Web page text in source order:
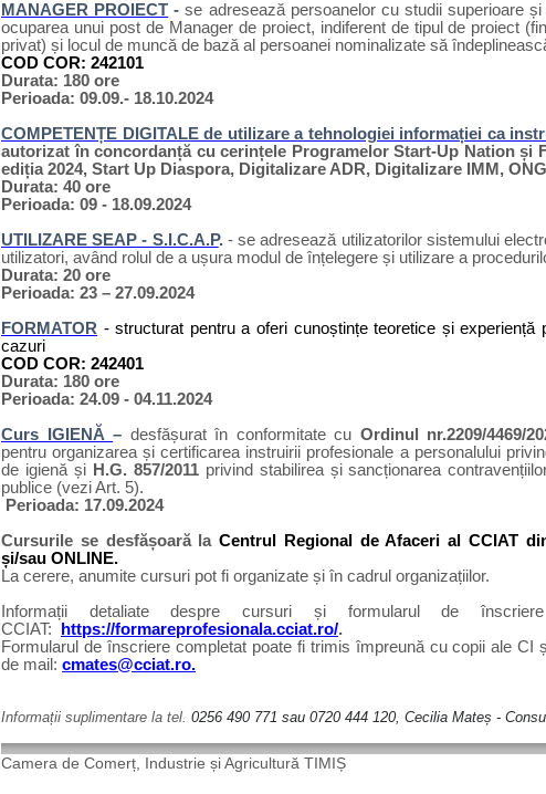
MANAGER PROIECT -se adresează persoanelor cu studii superioare
ocuparea unui post de Manager de proiect, indiferent de tipul de proiect
privat) și locul de muncă de bază al persoanei nominalizate să
COD COR: 242101
Durata: 180 ore
Perioada: 09.09.- 18.10.2024
COMPETENȚE DIGITALE de utilizare a tehnologiei informației ca
autorizat în concordanță cu cerințele Programelor Start-Up Nation și
ediția 2024, Start Up Diaspora, Digitalizare ADR, Digitalizare IMM,
Durata: 40 ore
Perioada: 09 - 18.09.2024
UTILIZARE SEAP - S.I.C.A.P.- se adresează utilizatorilor sistemului
utilizatori, având rolul de a ușura modul de înțelegere și utilizare a
Durata: 20 ore
Perioada: 23 – 27.09.2024
FORMATOR - structurat pentru a oferi cunoștințe teoretice și
cazuri
COD COR: 242401
Durata: 180 ore
Perioada: 24.09 - 04.11.2024
Curs IGIENĂ– desfășurat în conformitate cu Ordinul nr.2209/4469/
pentru organizarea și certificarea instruirii profesionale a personalului
de igienă și H.G. 857/2011 privind stabilirea și sancționarea
publice (vezi Art. 5).
Perioada: 17.09.2024
Cursurile se desfășoară la Centrul Regional de Afaceri al CCIAT
și/sau ONLINE.
La cerere, anumite cursuri pot fi organizate și în cadrul organizațiilor.
Informații detaliate despre cursuri și formularul de
CCIAT:
https://formareprofesionala.cciat.ro/.
Formularul de înscriere completat poate fi trimis împreună cu copii ale CI
de mail: cmates@cciat.ro.
Informații suplimentare la tel. 0256 490 771 sau 0720 444 120, Cecilia Mateș -
Camera de Comerț, Industrie și Agricultură TIMIȘ